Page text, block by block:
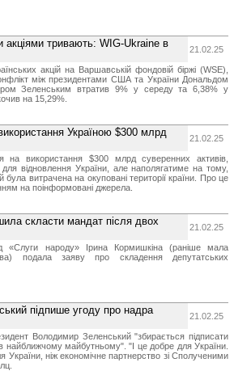
акціями тривають: WIG-Ukraine в
21.02.25
акцій на Варшавській фондовій біржі (WSE),
між президентами США та України Дональдом
Зеленським втратив 9% у середу та 6,38% у
на 15,29%.
Україною $300 млрд
21.02.25
на використання $300 млрд суверенних активів,
відновлення України, але наполягатиме на тому,
витрачена на окуповані території країни. Про це
на поінформовані джерела.
скласти мандат після двох
21.02.25
«Слуги народу» Ірина Кормишкіна (раніше мала
подала заяву про складення депутатських
підпише угоду про надра
21.02.25
Володимир Зеленський "збирається підписати
найближчому майбутньому". "І це добре для України.
ніж економічне партнерство зі Сполученими